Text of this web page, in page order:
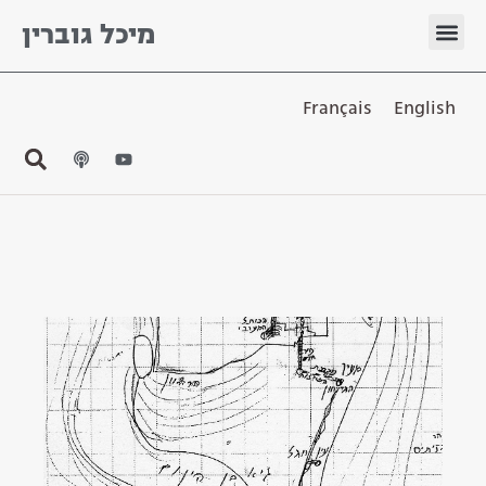
מיכל גוברין
English
Français